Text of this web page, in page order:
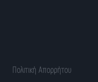
Πολιτική Απορρήτου